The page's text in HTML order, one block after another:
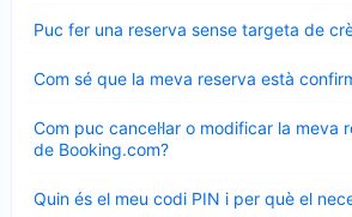
Puc fer una reserva sense targeta de
tancat
Com sé que la meva reserva està
tancat
Com puc cancel·lar o modificar la meva
de Booking.com?
tancat
Quin és el meu codi PIN i per què el
tancat